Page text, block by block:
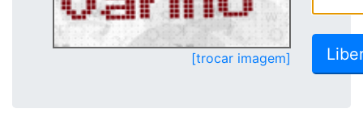
[trocar imagem]